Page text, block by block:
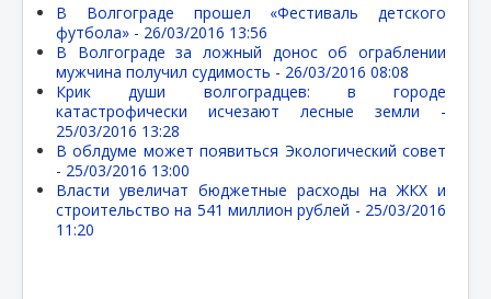
В Волгограде прошел «Фестиваль детского
футбола» - 26/03/2016 13:56
В Волгограде за ложный донос об ограблении
мужчина получил судимость - 26/03/2016 08:08
Крик души волгоградцев: в городе
катастрофически исчезают лесные земли -
25/03/2016 13:28
В облдуме может появиться Экологический совет
- 25/03/2016 13:00
Власти увеличат бюджетные расходы на ЖКХ и
строительство на 541 миллион рублей - 25/03/2016
11:20